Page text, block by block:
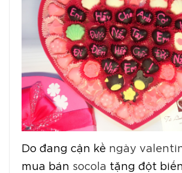
Do đang cận kề ngày
mua bán socola tặng đột